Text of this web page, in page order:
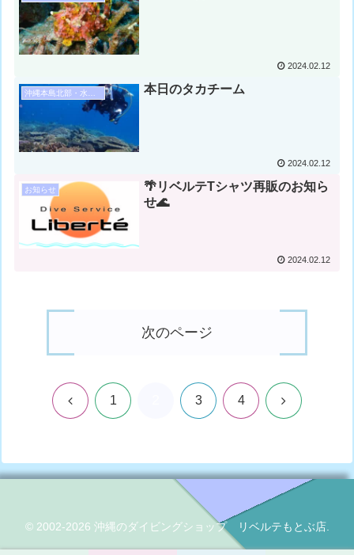
2024.02.12
本日のタカチーム
2024.02.12
お知らせ
🌴リベルテTシャツ再販のお知ら
せ🌊
2024.02.12
次のページ
前 1 3 4 次
© 2002-2026 沖縄のダイビングショップ リベルテもとぶ店.